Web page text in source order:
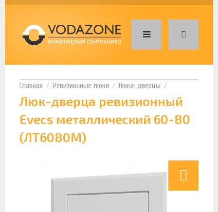
Ревизионные люки Люки-дверцы
Люк-дверца ревизионный
Evecs металлический 60-80
(ЛТ6080М)